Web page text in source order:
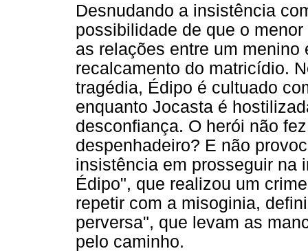
Desnudando a insistência
possibilidade de que o
as relações entre um
recalcamento do matricídio.
tragédia, Édipo é cultuado
enquanto Jocasta é
desconfiança. O herói não
despenhadeiro? E não
insistência em prosseguir na
Édipo", que realizou um
repetir com a misoginia,
perversa", que levam as
pelo caminho.